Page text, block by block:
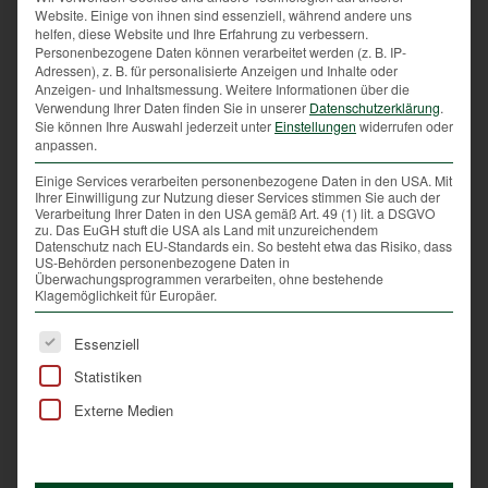
bei „Superfood Produkten“ die Pestizid-Belastung,
die langen Transportwege sowie die sozialen und
ökologischen Auswirkungen berücksichtigt, wird man
schnell erkennen, dass es in Österreich Produkte
gibt, die locker mit den importierten „Superfoods“
mithalten können. Statt Goji-Beeren, Chia-Samen
und Ähnliches, können wir auf Heidelbeeren,
Leinsamen, Rapsöl und Co. zurückgreifen.
Laut Ernährungswissenschaftlern können heimische
und „altmodische“ Samen wie zum Beispiel
Leinsamen gleich viel, wie die weitgereisten
Chiasamen. Beide haben einen hohen Anteil an
wasserlöslichen Ballaststoffen und binden sehr gut
Wasser. Preislich kosten unsere Leinsamen jedoch
lediglich einen Bruchteil der Chiasamen. Im Duell mit
den Goji-Beeren können wir getrost unsere
Website. Einige von ihnen sind essenziell, während andere uns
helfen, diese Website und Ihre Erfahrung zu verbessern.
Personenbezogene Daten können verarbeitet werden (z. B. IP-
Adressen), z. B. für personalisierte Anzeigen und Inhalte oder
Anzeigen- und Inhaltsmessung. Weitere Informationen über die
Verwendung Ihrer Daten finden Sie in unserer Datenschutzerklärung.
Sie können Ihre Auswahl jederzeit unter Einstellungen widerrufen oder
anpassen.
Einige Services verarbeiten personenbezogene Daten in den USA. Mit
Ihrer Einwilligung zur Nutzung dieser Services stimmen Sie auch der
Verarbeitung Ihrer Daten in den USA gemäß Art. 49 (1) lit. a DSGVO
zu. Das EuGH stuft die USA als Land mit unzureichendem
Datenschutz nach EU-Standards ein. So besteht etwa das Risiko, dass
US-Behörden personenbezogene Daten in
Überwachungsprogrammen verarbeiten, ohne bestehende
Klagemöglichkeit für Europäer.
Es folgt eine Liste der Service-Gruppen, für die eine
Essenziell
Statistiken
Externe Medien